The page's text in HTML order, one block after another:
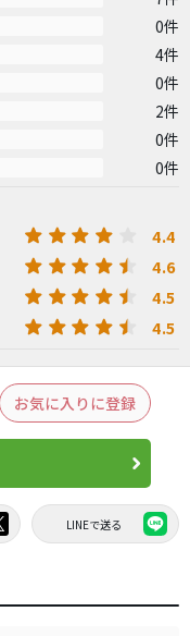
0件
4件
0件
2件
0件
0件
4.4
4.6
4.5
4.5
お気に入りに登録
LINEで送る